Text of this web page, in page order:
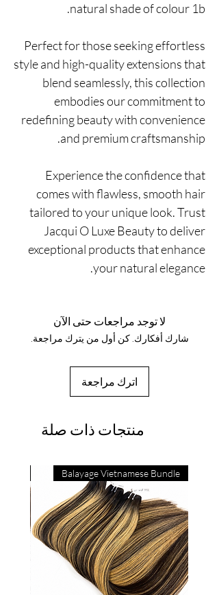
natural shade of colour 1b.
Perfect for those seeking effortless
style and high-quality extensions that
blend seamlessly, this collection
embodies our commitment to
redefining beauty with convenience
and premium craftsmanship.
Experience the confidence that
comes with flawless, smooth hair
tailored to your unique look. Trust
Jacqui O Luxe Beauty to deliver
exceptional products that enhance
your natural elegance.
لا توجد مراجعات حتى الآن
شارك أفكارك. كن أول من يترك مراجعة.
اترك مراجعة
منتجات ذات صلة
Balayage Vietnamese Bundle